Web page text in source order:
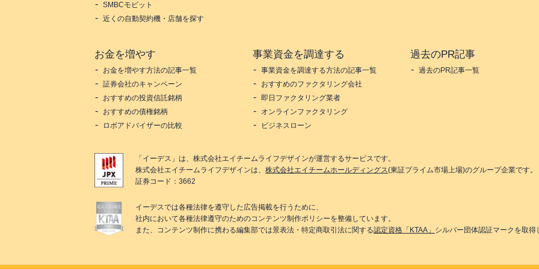
SMBCモビット
近くの自動契約機・店舗を探す
お金を増やす
お金を増やす方法の記事一覧
証券会社のキャンペーン
おすすめの投資信託銘柄
おすすめの債権銘柄
ロボアドバイザーの比較
事業資金を調達する
事業資金を調達する方法の記事一覧
おすすめのファクタリング会社
即日ファクタリング業者
オンラインファクタリング
ビジネスローン
過去のPR記事
過去のPR記事一覧
「 イーデス 」は、 株式会社エイチームライフデザインが運営するサービスです。
株式会社エイチームライフデザインは、 株式会社エイチームホールディングス(東証プライム市場上場)のグループ企業です。
証券コード：3662
イーデスでは各種法律を遵守した広告掲載を行うために、
社内において各種法律遵守のためのコンテンツ制作ポリシーを整備しています。
また、コンテンツ制作に携わる編集部では景表法・特定商取引法に関する認定資格「KTAA」 シルバー団体認証マークを取得